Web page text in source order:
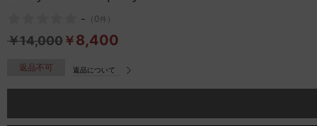
- （ 0件 ）
￥14,000￥8,400
返品不可 返品について